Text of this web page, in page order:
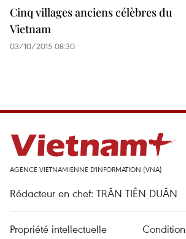
Cinq villages anciens célèbres du
Vietnam
03/10/2015 08:30
AGENCE VIETNAMIENNE D'INFORMATION (VNA)
Rédacteur en chef: TRÂN TIÊN DUÂN
Propriété intellectuelle